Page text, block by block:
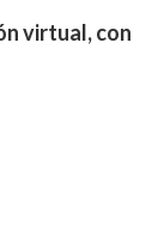
virtual, con